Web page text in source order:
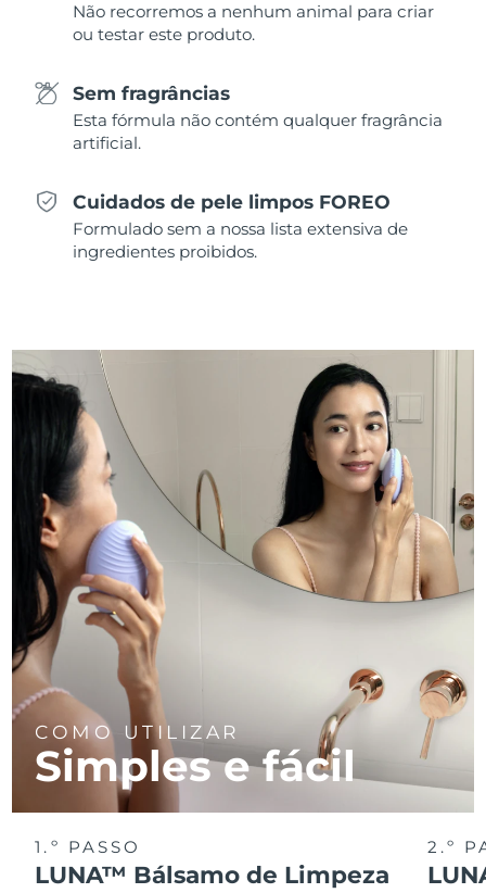
Não recorremos a nenhum animal para criar
ou testar este produto.
Sem fragrâncias
Esta fórmula não contém qualquer fragrância
artificial.
Cuidados de pele limpos FOREO
Formulado sem a nossa lista extensiva de
ingredientes proibidos.
COMO UTILIZAR
Simples e fácil
1.º PASSO
LUNA™ Bálsamo de Limpeza
2.º
Singapura
Eslováquia
Eslovênia
África do Sul Entrega prevista
Coreia do Sul
Suécia Entrega prevista8/9/26
Suíça Entrega prevista
Taiwan Entrega prevista8/14/26
Tailândia Entrega prevista8/13/26
Turquia Entrega prevista 8/10/26
Emirados Árabes
Unidos
Reino Unido Entrega prevista 8/9/26
Estados Unidos Entrega prevista 8/10/26
Uzbequistão Entrega prevista